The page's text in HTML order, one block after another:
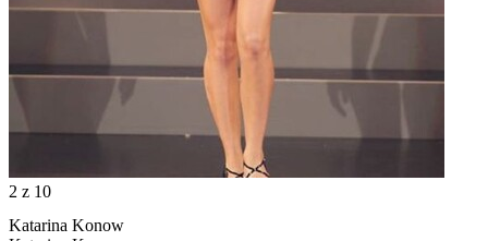
2 z 10
Katarina Konow